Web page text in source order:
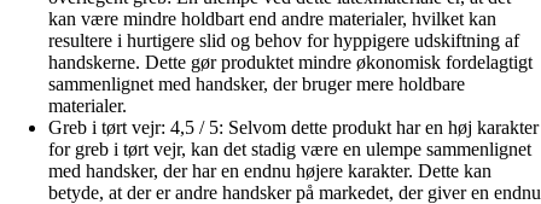
kan være mindre holdbart end andre materialer, hvilket kan
resultere i hurtigere slid og behov for hyppigere udskiftning af
handskerne. Dette gør produktet mindre økonomisk fordelagtigt
sammenlignet med handsker, der bruger mere holdbare
materialer.
Greb i tørt vejr: 4,5 / 5: Selvom dette produkt har en høj karakter
for greb i tørt vejr, kan det stadig være en ulempe sammenlignet
med handsker, der har en endnu højere karakter. Dette kan
betyde, at der er andre handsker på markedet, der giver en endnu